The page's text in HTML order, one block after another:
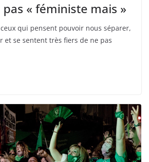
pas « féministe mais »
qui pensent pouvoir nous séparer,
et se sentent très fiers de ne pas